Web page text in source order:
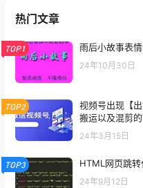
热门文章
TOP1 雨后小故事表
24年10月30日
TOP2
视频号出现【
搬运以及混剪
24年3月15日
TOP3 HTML网页跳转
24年9月12日